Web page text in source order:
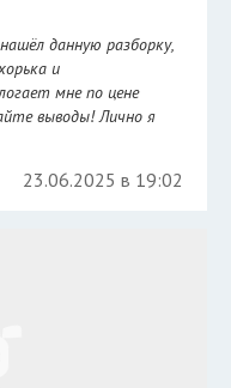
данную разборку,
и
мне по цене
выводы! Лично я
23.06.2025 в 19:02